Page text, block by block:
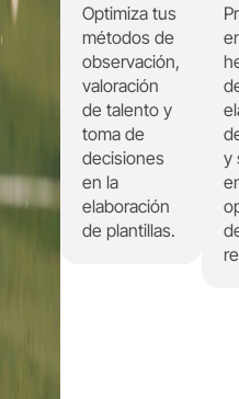
Optimiza tus
métodos de
observación,
valoración
de talento y
toma de
decisiones
en la
elaboración
de plantillas.
y